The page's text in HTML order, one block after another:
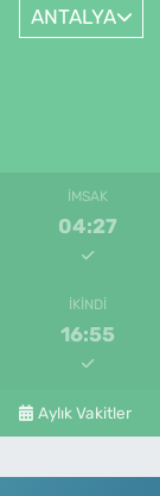
ANTALYA
İMSAK
04:27
İKINDI
16:55
Aylık Vakitler